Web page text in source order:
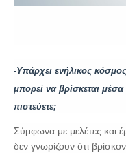
-Υπάρχει ενήλικος
μπορεί να βρίσκεται
πιστεύετε;
Σύμφωνα με μελέτες και
δεν γνωρίζουν ότι